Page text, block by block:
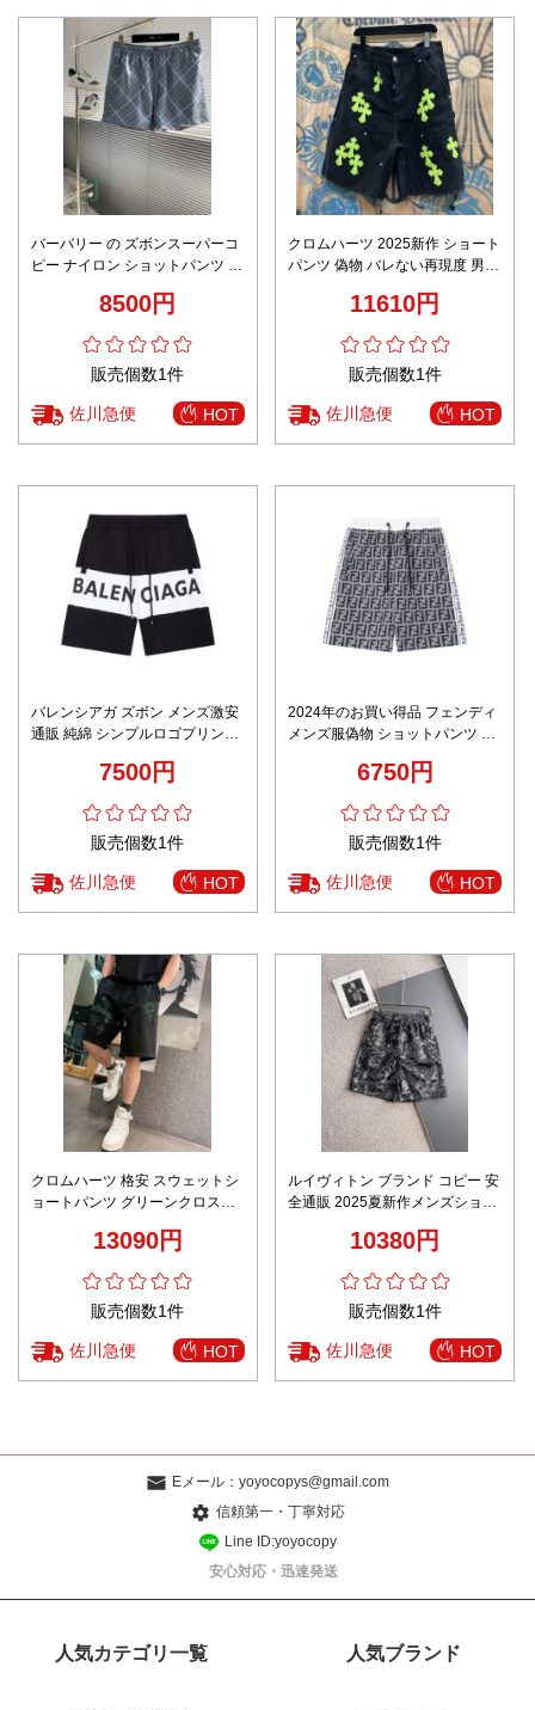
バーバリー の ズボンスーパーコ
ピー ナイロン ショットパンツ 縞
8500円
販売個数1件
佐川急便 HOT
クロムハーツ 2025新作 ショート
パンツ 偽物 バレない再現度 男女
トレンド必須11610円
販売個数1件
佐川急便 HOT
バレンシアガ ズボン メンズ激安
通販 純綿 シンプルロゴプリント
トパンツ ブラック
7500円
販売個数1件
佐川急便 HOT
2024年のお買い得品 フェンディ
メンズ服偽物 ショットパンツ 半
花柄 グレイ6750円
販売個数1件
佐川急便 HOT
クロムハーツ 格安 スウェットシ
ョートパンツ グリーンクロス刺
13090円
販売個数1件
佐川急便 HOT
ルイヴィトン ブランド コピー 安
全通販 2025夏新作メンズショー
10380円
販売個数1件
佐川急便 HOT
Eメール： yoyocopys@gmail.com
信頼第一・丁寧対応
Line ID:yoyocopy
安心対応・迅速発送
人気カテゴリ一覧 人気ブランド